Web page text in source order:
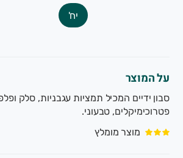
יח'
על המוצר
פטרוכימיקלים, טבעוני.
מוצר מומלץ